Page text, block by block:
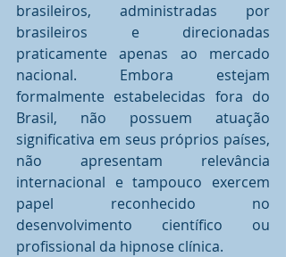
brasileiros, administradas por
brasileiros e direcionadas
praticamente apenas ao mercado
nacional. Embora estejam
formalmente estabelecidas fora do
Brasil, não possuem atuação
significativa em seus próprios países,
não apresentam relevância
internacional e tampouco exercem
papel reconhecido no
desenvolvimento científico ou
profissional da hipnose clínica.